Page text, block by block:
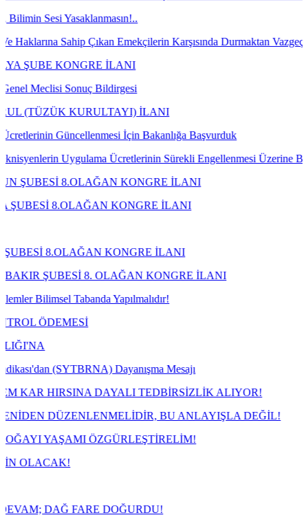
Çıkan Emekçilerin Karşısında Durmaktan Vazgeçin!
İLANI
Sonuç Bildirgesi
KURULTAYI) İLANI
İçin Bakanlığa Başvurduk
Ücretlerinin Sürekli Engellenmesi Üzerine Bakanlığa
KONGRE İLANI
KONGRE İLANI
KONGRE İLANI
8. OLAĞAN KONGRE İLANI
Tabanda Yapılmalıdır!
Dayanışma Mesajı
DAYALI TEDBİRSİZLİK ALIYOR!
BU ANLAYIŞLA DEĞİL!
ÖZGÜRLEŞTİRELİM!
FARE DOĞURDU!